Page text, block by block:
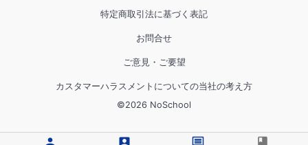
特定商取引法に基づく表記
お問合せ
ご意見・ご要望
カスタマーハラスメントについての当社の考え方
©2026 NoSchool